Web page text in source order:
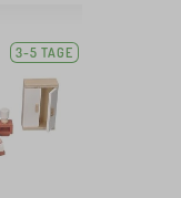
3-5 TAGE